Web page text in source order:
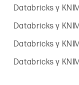
Databricks y
Databricks y
Databricks y
Databricks y